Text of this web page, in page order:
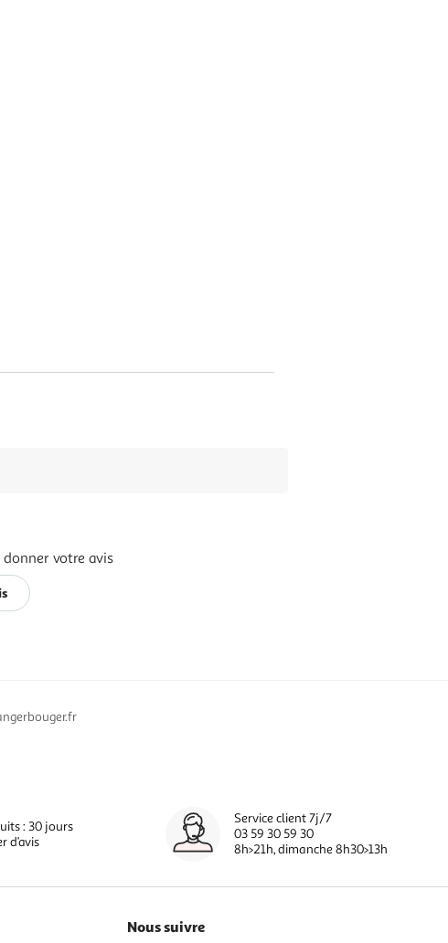
votre avis
: 30 jours
d’avis
Service client 7j/7
03 59 30 59 30
8h>21h, dimanche 8h30>13h
Nous suivre